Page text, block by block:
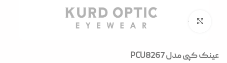
بزرگنمایی تصویر
عینک کپی مدل PCU8267